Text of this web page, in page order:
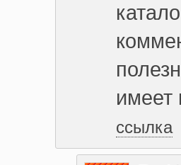
имеет
ссылка